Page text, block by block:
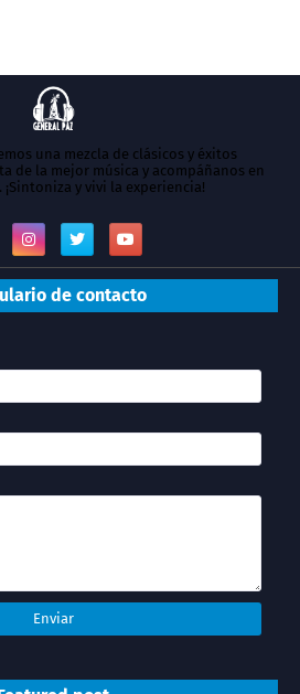
una mezcla de clásicos y éxitos
de la mejor música y acompáñanos en
y vivi la experiencia!
de contacto